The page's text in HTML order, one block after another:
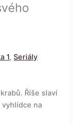
1,Seriály
Říše slaví
vyhlídce na